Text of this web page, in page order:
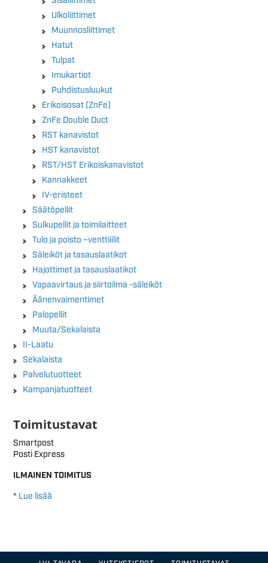
Ulkoliittimet
Muunnosliittimet
Hatut
Tulpat
Imukartiot
Puhdistusluukut
Erikoisosat (ZnFe)
ZnFe Double Duct
RST kanavistot
HST kanavistot
RST/HST Erikoiskanavistot
Kannakkeet
IV-eristeet
Säätöpellit
Sulkupellit ja toimilaitteet
Tulo ja poisto –venttiiilit
Säleiköt ja tasauslaatikot
Hajottimet ja tasauslaatikot
Vapaavirtaus ja siirtoilma -säleiköt
Äänenvaimentimet
Palopellit
Muuta/Sekalaista
II-Laatu
Sekalaista
Palvelutuotteet
Kampanjatuotteet
Toimitustavat
Smartpost
Posti Express
ILMAINEN TOIMITUS
* Lue lisää